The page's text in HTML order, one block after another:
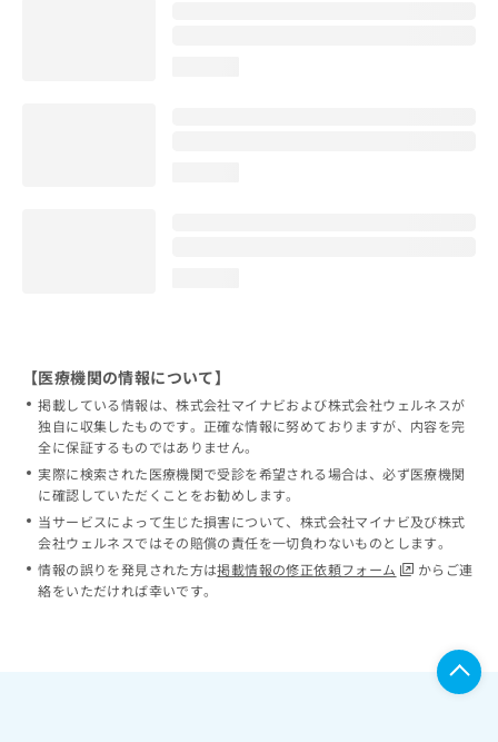
【医療機関の情報について】
掲載している情報は、株式会社マイナビおよび株式会社ウェルネスが
独自に収集したものです。正確な情報に努めておりますが、内容を完
全に保証するものではありません。
実際に検索された医療機関で受診を希望される場合は、必ず医療機関
に確認していただくことをお勧めします。
当サービスによって生じた損害について、株式会社マイナビ及び株式
会社ウェルネスではその賠償の責任を一切負わないものとします。
情報の誤りを発見された方は掲載情報の修正依頼フォーム
からご連
絡をいただければ幸いです。